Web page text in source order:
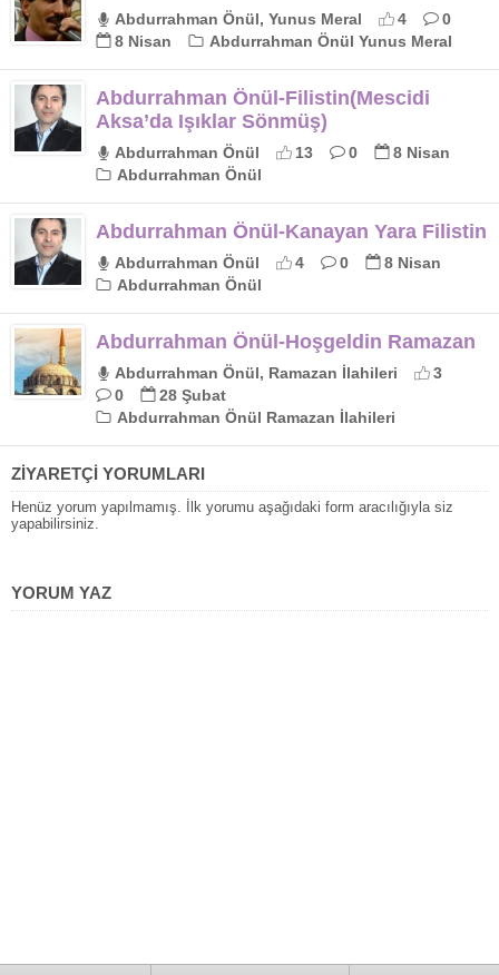
Abdurrahman Önül, Yunus Meral 4
0
8 Nisan
Abdurrahman Önül Yunus Meral
Abdurrahman Önül-Filistin(Mescidi
Aksa’da Işıklar Sönmüş)
Abdurrahman Önül 13 0
8 Nisan
Abdurrahman Önül
Abdurrahman Önül-Kanayan Yara Filistin
Abdurrahman Önül 4 0
8 Nisan
Abdurrahman Önül
Abdurrahman Önül-Hoşgeldin Ramazan
Abdurrahman Önül, Ramazan İlahileri
3
0
28 Şubat
Abdurrahman Önül Ramazan İlahileri
ZİYARETÇİ YORUMLARI
Henüz yorum yapılmamış. İlk yorumu aşağıdaki form aracılığıyla siz
yapabilirsiniz.
YORUM YAZ